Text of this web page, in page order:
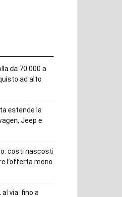
da 70.000 a
ad alto
estende la
Jeep e
costi nascosti
l’offerta meno
via: fino a